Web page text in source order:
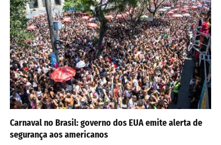
Carnaval no Brasil: governo dos EUA emite alerta de
segurança aos americanos